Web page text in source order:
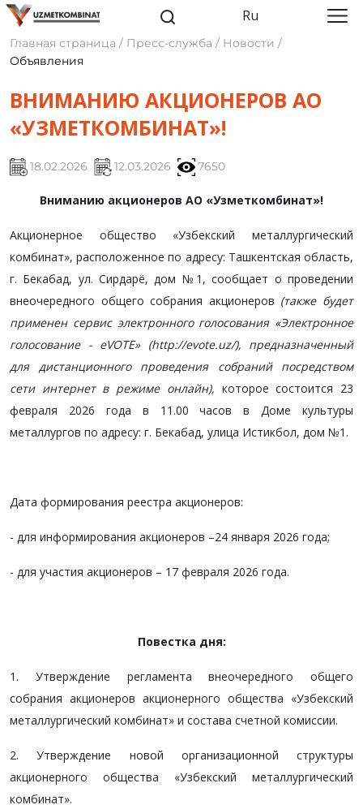
Ru
Главная страница / Пресс-служба / Новости /
Объявления
ВНИМАНИЮ АКЦИОНЕРОВ АО
«УЗМЕТКОМБИНАТ»!
18.02.2026 12.03.2026 7650
Вниманию акционеров АО «Узметкомбинат»!
Акционерное общество «Узбекский металлургический
комбинат», расположенное по адресу: Ташкентская область,
г. Бекабад, ул. Сирдарё, дом №1, сообщает о проведении
внеочередного общего собрания акционеров (также будет
применен сервис электронного голосования «Электронное
голосование - eVOTE» (http://evote.uz/), предназначенный
для дистанционного проведения собраний посредством
сети интернет в режиме онлайн), которое состоится 23
февраля 2026 года в 1 1 .00 часов вДоме культуры
металлургов по адресу: г. Бекабад, улица Истикбол, дом №1.
Дата формирования реестра акционеров:
- для информирования акционеров –24 января 2026 года;
- для участия акционеров – 17 февраля 2026 года.
Повестка дня:
1. Утверждение регламента внеочередного общего
собрания акционеров акционерного общества «Узбекский
металлургический комбинат» и состава счетной комиссии.
2.Утверждение новой организационной структуры
акционерного общества «Узбекский металлургический
комбинат».